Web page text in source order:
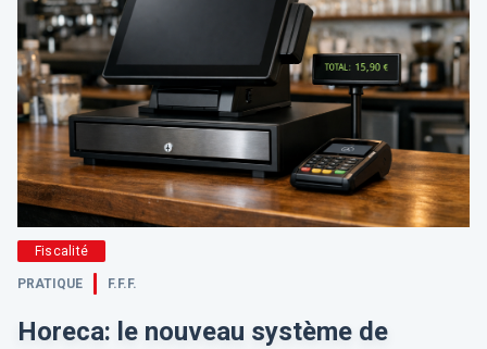
Fiscalité
PRATIQUE F.F.F.
Horeca: le nouveau système de